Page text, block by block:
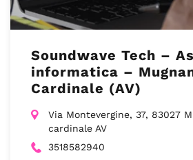
Soundwave Tech –
informatica –
Cardinale (AV)
Via Montevergine, 37, 83027
cardinale AV
3518582940